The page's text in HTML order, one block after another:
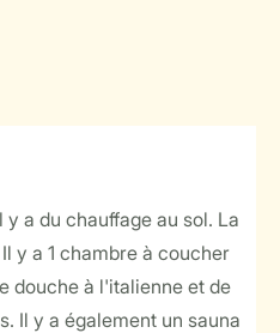
a du chauffage au sol. La
y a 1 chambre à coucher
douche à l'italienne et de
Il y a également un sauna